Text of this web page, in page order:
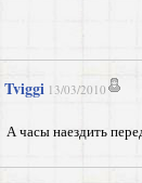
Tviggi 13/03/2010
А часы наездить